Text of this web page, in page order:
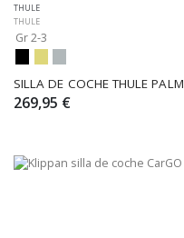
THULE
THULE
Gr 2-3
SILLA DE COCHE THULE PALM
269,95 €